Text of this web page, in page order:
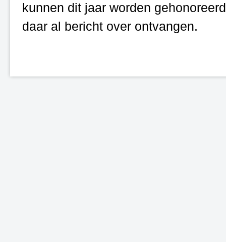
kunnen dit jaar worden
daar al bericht over ontvangen.